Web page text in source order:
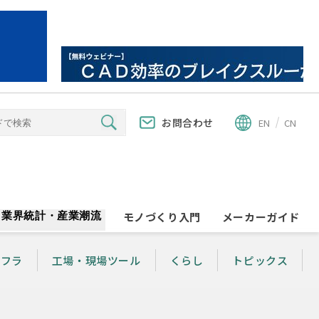
お問合わせ EN CN
業界統計・産業潮流 モノづくり入門 メーカーガイド
ラ 工場・現場ツール くらし トピックス